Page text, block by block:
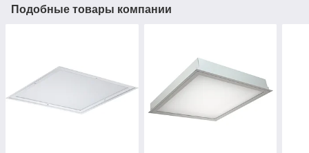
Подобные товары компании